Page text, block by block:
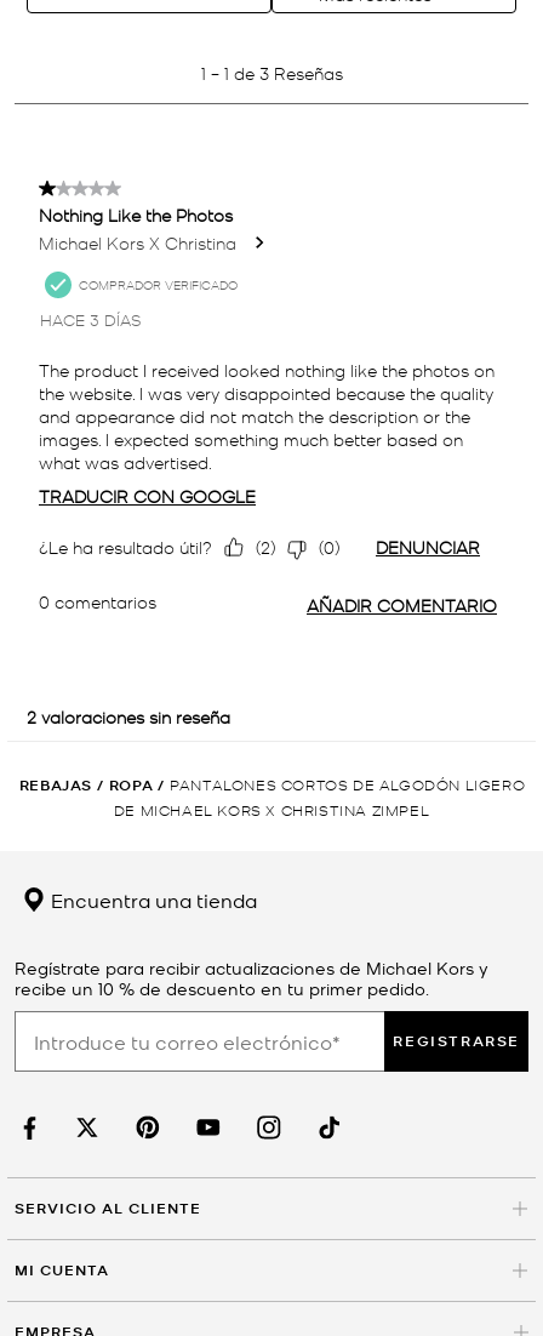
REBAJAS / ROPA / PANTALONES CORTOS DE ALGODÓN LIGERO
DE MICHAEL KORS X CHRISTINA ZIMPEL
Encuentra una tienda
Regístrate para recibir actualizaciones de Michael Kors y
recibe un 10 % de descuento en tu primer pedido.
REGISTRARSE
SERVICIO AL CLIENTE
MI CUENTA
EMPRESA